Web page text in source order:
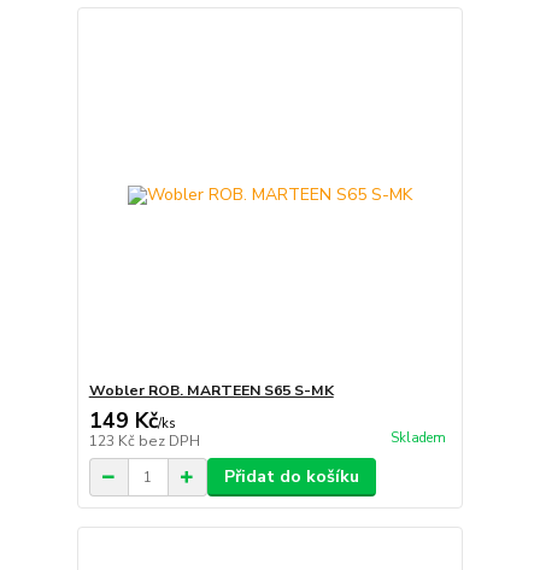
Wobler ROB. MARTEEN S65 S-MK
149 Kč/ks
123 Kč bez DPH Skladem
Přidat do košíku